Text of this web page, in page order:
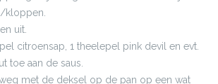
kloppen.
uit.
citroensap, 1 theelepel pink devil en evt.
toe aan de saus.
met de deksel op de pan op een wat